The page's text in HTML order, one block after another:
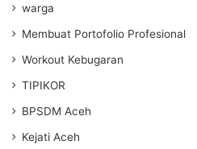
warga
Membuat Portofolio Profesional
Workout Kebugaran
TIPIKOR
BPSDM Aceh
Kejati Aceh